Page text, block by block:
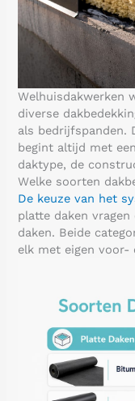
Welhuisdakwerken
diverse
als bedrijfspanden.
begint altijd met
daktype, de
Welke soorten
De keuze van het
platte daken
daken. Beide
elk met eigen voor-